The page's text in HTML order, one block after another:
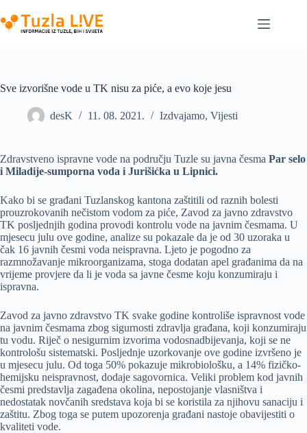
to
content
Sve izvorišne vode u TK nisu za piće, a evo koje jesu
desK 11. 08. 2021. Izdvajamo, Vijesti
Zdravstveno ispravne vode na području Tuzle su javna česma Par selo
i Miladije-sumporna voda i Jurišićka u Lipnici.
Kako bi se građani Tuzlanskog kantona zaštitili od raznih bolesti
prouzrokovanih nečistom vodom za piće, Zavod za javno zdravstvo
TK posljednjih godina provodi kontrolu vode na javnim česmama. U
mjesecu julu ove godine, analize su pokazale da je od 30 uzoraka u
čak 16 javnih česmi voda neispravna. Ljeto je pogodno za
razmnožavanje mikroorganizama, stoga dodatan apel građanima da na
vrijeme provjere da li je voda sa javne česme koju konzumiraju i
ispravna.
Zavod za javno zdravstvo TK svake godine kontroliše ispravnost vode
na javnim česmama zbog sigurnosti zdravlja građana, koji konzumiraju
tu vodu. Riječ o nesigurnim izvorima vodosnadbijevanja, koji se ne
kontrološu sistematski. Posljednje uzorkovanje ove godine izvršeno je
u mjesecu julu. Od toga 50% pokazuje mikrobiološku, a 14% fizičko-
hemijsku neispravnost, dodaje sagovornica. Veliki problem kod javnih
česmi predstavlja zagađena okolina, nepostojanje vlasništva i
nedostatak novčanih sredstava koja bi se koristila za njihovu sanaciju i
zaštitu. Zbog toga se putem upozorenja građani nastoje obavijestiti o
kvaliteti vode.